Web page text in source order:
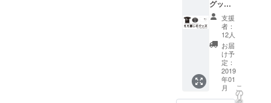
クレ
ジット
は、本
名かハ
ンドル
ネーム
をお選
びいた
だけま
す。ま
り致し
ます。※
来店時
進呈も
可能で
す ◎オ
リジナ
ルス
テッ
カーを
グッズ
セット
Ａコー
ス】
◎Snar
Liquidw
orksオ
リジナ
ルグッ
ズをお
支援
者：
12人
お届
け予
定：
2019
年01
月
こ
の
リ